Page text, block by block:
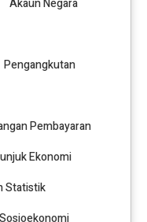
Akaun Negara
Pengangkutan
Pembayaran
Ekonomi
Statistik